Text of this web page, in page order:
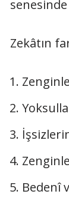
senesinde
Zekâtın
Bedenî